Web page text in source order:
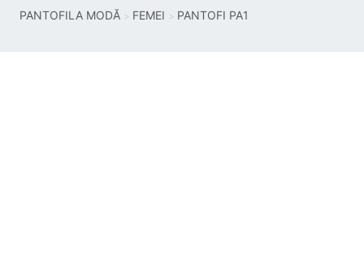
PANTOFILA MODĂ FEMEI PANTOFI PA1